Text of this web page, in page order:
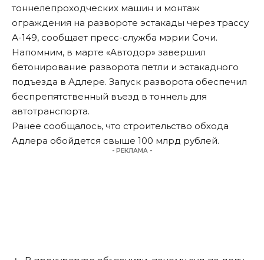
тоннелепроходческих машин и монтаж
ограждения на развороте эстакады через трассу
А-149, сообщает пресс-служба мэрии Сочи.
Напомним, в марте «Автодор» завершил
бетонирование разворота петли и эстакадного
подъезда в Адлере. Запуск разворота обеспечил
беспрепятственный въезд в тоннель для
автотранспорта.
Ранее сообщалось, что строительство обхода
Адлера обойдется свыше 100 млрд рублей.
- РЕКЛАМА -